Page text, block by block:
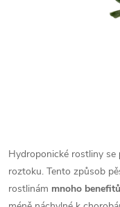
Hydroponické rostliny se
roztoku. Tento způsob
rostlinám mnoho benefitů